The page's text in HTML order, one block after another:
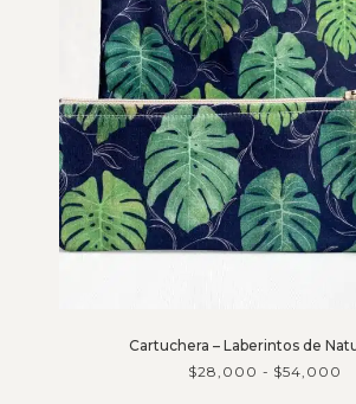
Cartuchera – Laberintos de
$28,000 - $54,000